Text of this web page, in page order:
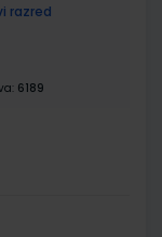
razred
6189